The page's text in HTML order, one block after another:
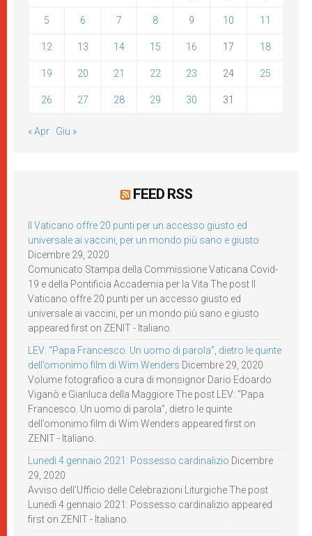
5 6 7 8 9 10 11
12 13 14 15 16 17 18
19 20 21 22 23 24 25
26 27 28 29 30 31
« Apr Giu »
FEED RSS
Il Vaticano offre 20 punti per un accesso giusto ed
universale ai vaccini, per un mondo più sano e giusto
Dicembre 29, 2020
Comunicato Stampa della Commissione Vaticana Covid-
19 e della Pontificia Accademia per la Vita The post Il
Vaticano offre 20 punti per un accesso giusto ed
universale ai vaccini, per un mondo più sano e giusto
appeared first on ZENIT - Italiano.
LEV: “Papa Francesco. Un uomo di parola”, dietro le quinte
dell’omonimo film di Wim Wenders Dicembre 29, 2020
Volume fotografico a cura di monsignor Dario Edoardo
Viganò e Gianluca della Maggiore The post LEV: “Papa
Francesco. Un uomo di parola”, dietro le quinte
dell’omonimo film di Wim Wenders appeared first on
ZENIT - Italiano.
Lunedì 4 gennaio 2021: Possesso cardinalizio Dicembre
29, 2020
Avviso dell’Ufficio delle Celebrazioni Liturgiche The post
Lunedì 4 gennaio 2021: Possesso cardinalizio appeared
first on ZENIT - Italiano.